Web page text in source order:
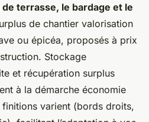
terrasse, le bardage et le
de chantier valorisation
ou épicéa, proposés à prix
Stockage
et récupération surplus
à la démarche économie
varient (bords droits,